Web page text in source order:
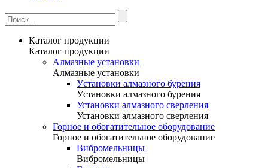
Каталог продукции
Каталог продукции
Алмазные установки
Алмазные установки
Уcтановки алмазного бурения
Уcтановки алмазного бурения
Установки алмазного сверления
Установки алмазного сверления
Горное и обогатительное оборудование
Горное и обогатительное оборудование
Вибромельницы
Вибромельницы